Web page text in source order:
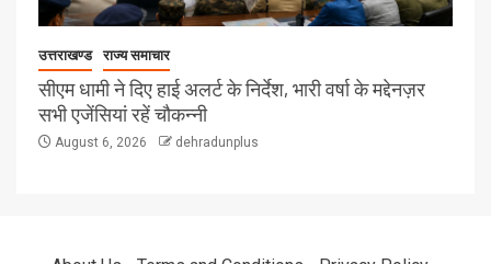
उत्तराखण्ड राज्य समाचार
सीएम धामी ने दिए हाई अलर्ट के निर्देश, भारी वर्षा के मद्देनज़र
सभी एजेंसियां रहें चौकन्नी
August 6, 2026 dehradunplus